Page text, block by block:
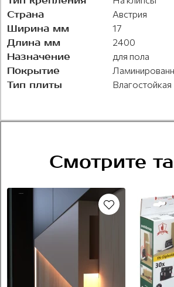
Страна Австрия
Ширина мм 17
Длина мм 2400
Назначение для пола
Покрытие
Тип плиты Влагостойкая
Смотрите